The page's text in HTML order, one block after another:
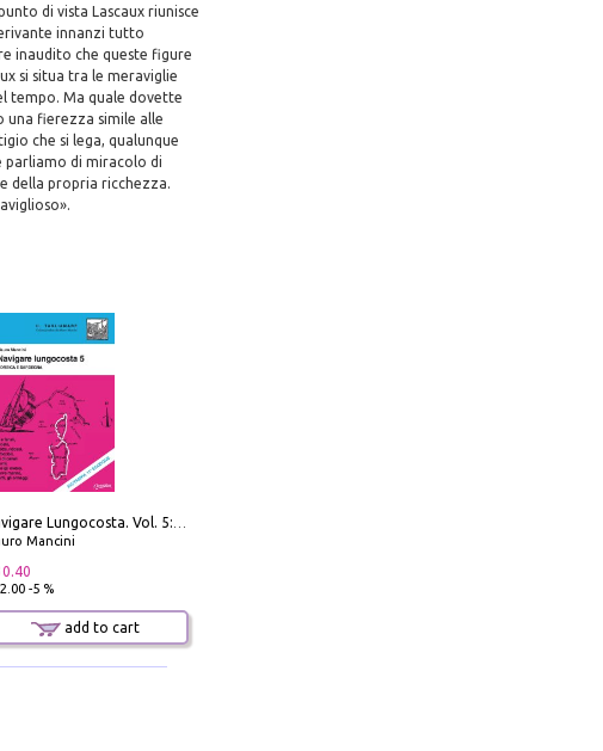
di vista Lascaux riunisce
innanzi tutto
inaudito che queste figure
si situa tra le meraviglie
tempo. Ma quale dovette
una fierezza simile alle
che si lega, qualunque
parliamo di miracolo di
della propria ricchezza.
Mancini
-5 %
add to cart